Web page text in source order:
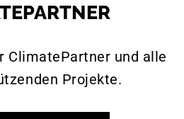
ClimatePartner und alle
Projekte.